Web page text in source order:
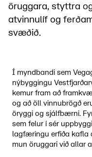
öruggara, styttra
atvinnulíf og
svæðið.
Í myndbandi sem
nýbyggingu
kemur fram að
og að öll vinnubrögð
öryggi og sjálfbærni.
sem felur í sér
lagfæringu erfiða kafla
mun öruggari við allar